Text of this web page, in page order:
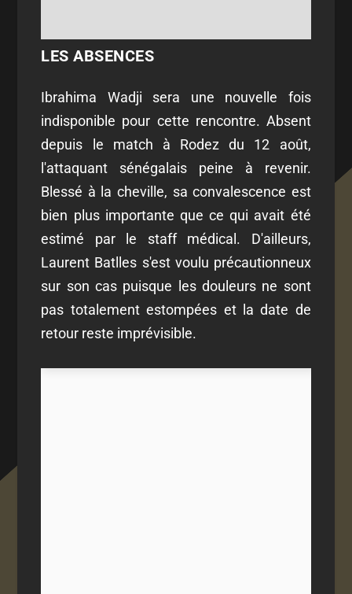
LES ABSENCES
Ibrahima Wadji sera une nouvelle fois
indisponible pour cette rencontre. Absent
depuis le match à Rodez du 12 août,
l'attaquant sénégalais peine à revenir.
Blessé à la cheville, sa convalescence est
bien plus importante que ce qui avait été
estimé par le staff médical. D'ailleurs,
Laurent Batlles s'est voulu précautionneux
sur son cas puisque les douleurs ne sont
pas totalement estompées et la date de
retour reste imprévisible.